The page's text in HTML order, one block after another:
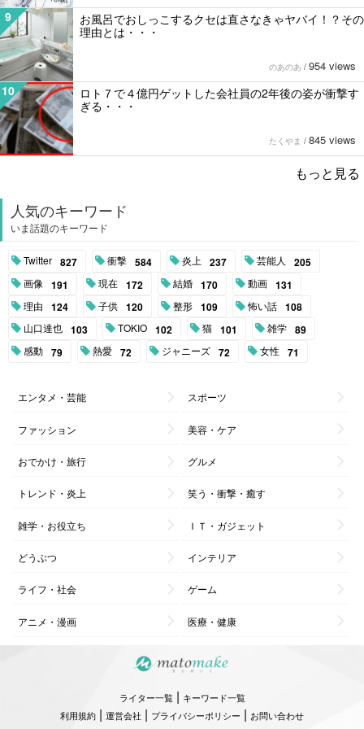
9
お風呂でおしっこするクセは直さなきゃヤバイ！？その
理由とは・・・
のあのあ / 954 views
10
ロト７で４億円ゲットした会社員の2年後の姿が衝撃す
ぎる・・・
たくやま / 845 views
もっと見る
人気のキーワード
いま話題のキーワード
Twitter 827 衝撃 584 炎上 237 芸能人 205
画像 191 現在 172 結婚 170 動画 131
理由 124 子供 120 整形 109 怖い話 108
山口達也 103 TOKIO 102 猫 101 雑学 89
感動 79 熱愛 72 ジャニーズ 72 女性 71
エンタメ・芸能 スポーツ
ファッション 美容・ケア
おでかけ・旅行 グルメ
トレンド・炎上 笑う・衝撃・癒す
雑学・お役立ち ＩＴ・ガジェット
どうぶつ インテリア
ライフ・社会 ゲーム
アニメ・漫画 医療・健康
ライター一覧| キーワード一覧
利用規約 | 運営会社 | プライバシーポリシー | お問い合わせ